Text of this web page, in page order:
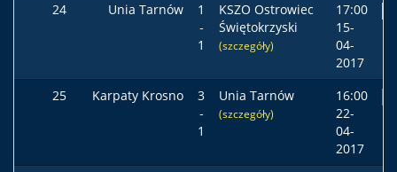
24 Unia Tarnów
1
-
1
KSZO Ostrowiec
Świętokrzyski
(szczegóły)
17:00
15-
04-
2017
25 Karpaty Krosno
3
-
1
Unia Tarnów
(szczegóły)
16:00
22-
04-
2017